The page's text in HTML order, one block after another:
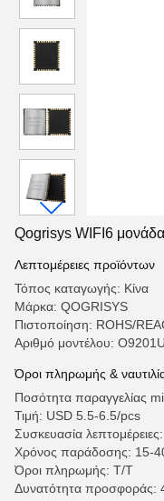
Qogrisys WIFI6 μονάδα
Λεπτομέρειες προϊόντων
Τόπος καταγωγής: Κίνα
Μάρκα: QOGRISYS
Πιστοποίηση: ROHS/
Αριθμό μοντέλου:
Όροι πληρωμής &
Ποσότητα παραγγελίας
Τιμή: USD 5.5-6.5/pcs
Συσκευασία
Χρόνος παράδοσης: 15-
Όροι πληρωμής: Τ/Τ
Δυνατότητα προσφοράς: